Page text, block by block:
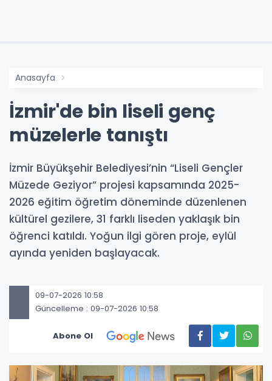
Anasayfa
İzmir'de bin liseli genç
müzelerle tanıştı
İzmir Büyükşehir Belediyesi’nin “Liseli Gençler
Müzede Geziyor” projesi kapsamında 2025-
2026 eğitim öğretim döneminde düzenlenen
kültürel gezilere, 31 farklı liseden yaklaşık bin
öğrenci katıldı. Yoğun ilgi gören proje, eylül
ayında yeniden başlayacak.
09-07-2026 10:58
Güncelleme : 09-07-2026 10:58
Abone Ol